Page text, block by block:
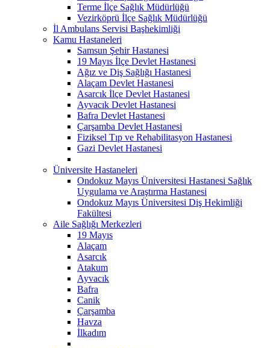
Terme İlçe Sağlık Müdürlüğü
Vezirköprü İlçe Sağlık Müdürlüğü
İl Ambulans Servisi Başhekimliği
Kamu Hastaneleri
Samsun Şehir Hastanesi
19 Mayıs İlçe Devlet Hastanesi
Ağız ve Diş Sağlığı Hastanesi
Alaçam Devlet Hastanesi
Asarcık İlçe Devlet Hastanesi
Ayvacık Devlet Hastanesi
Bafra Devlet Hastanesi
Çarşamba Devlet Hastanesi
Fiziksel Tıp ve Rehabilitasyon Hastanesi
Gazi Devlet Hastanesi
Üniversite Hastaneleri
Ondokuz Mayıs Üniversitesi Hastanesi Sağlık
Uygulama ve Araştırma Hastanesi
Ondokuz Mayıs Üniversitesi Diş Hekimliği
Fakültesi
Aile Sağlığı Merkezleri
19 Mayıs
Alaçam
Asarcık
Atakum
Ayvacık
Bafra
Canik
Çarşamba
Havza
İlkadım